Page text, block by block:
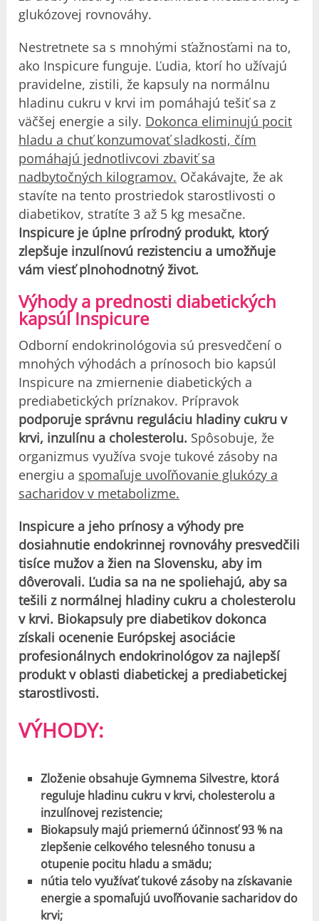
glukózovej rovnováhy.
Nestretnete sa s mnohými sťažnosťami na to,
ako Inspicure funguje. Ľudia, ktorí ho užívajú
pravidelne, zistili, že kapsuly na normálnu
hladinu cukru v krvi im pomáhajú tešiť sa z
väčšej energie a sily. Dokonca eliminujú pocit
hladu a chuť konzumovať sladkosti, čím
pomáhajú jednotlivcovi zbaviť sa
nadbytočných kilogramov. Očakávajte, že ak
stavíte na tento prostriedok starostlivosti o
diabetikov, stratíte 3 až 5 kg mesačne.
Inspicure je úplne prírodný produkt, ktorý
zlepšuje inzulínovú rezistenciu a umožňuje
vám viesť plnohodnotný život.
Výhody a prednosti diabetických
kapsúl Inspicure
Odborní endokrinológovia sú presvedčení o
mnohých výhodách a prínosoch bio kapsúl
Inspicure na zmiernenie diabetických a
prediabetických príznakov. Prípravok
podporuje správnu reguláciu hladiny cukru v
krvi, inzulínu a cholesterolu. Spôsobuje, že
organizmus využíva svoje tukové zásoby na
energiu a spomaľuje uvoľňovanie glukózy a
sacharidov v metabolizme.
Inspicure a jeho prínosy a výhody pre
dosiahnutie endokrinnej rovnováhy presvedčili
tisíce mužov a žien na Slovensku, aby im
dôverovali. Ľudia sa na ne spoliehajú, aby sa
tešili z normálnej hladiny cukru a cholesterolu
v krvi. Biokapsuly pre diabetikov dokonca
získali ocenenie Európskej asociácie
profesionálnych endokrinológov za najlepší
produkt v oblasti diabetickej a prediabetickej
starostlivosti.
VÝHODY:
Zloženie obsahuje Gymnema Silvestre, ktorá
reguluje hladinu cukru v krvi, cholesterolu a
inzulínovej rezistencie;
Biokapsuly majú priemernú účinnosť 93 % na
zlepšenie celkového telesného tonusu a
otupenie pocitu hladu a smädu;
nútia telo využívať tukové zásoby na získavanie
energie a spomaľujú uvoľňovanie sacharidov do
krvi;